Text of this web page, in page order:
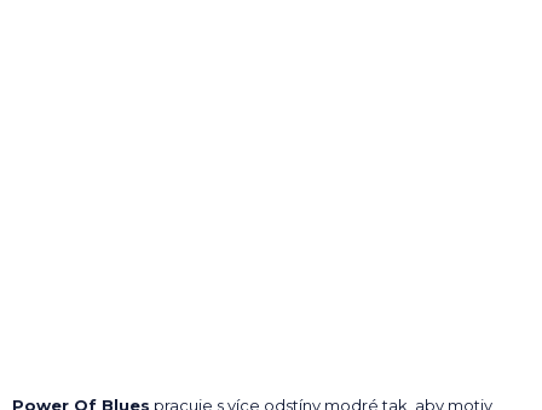
Power Of Blues pracuje s více odstíny modré tak, aby motiv